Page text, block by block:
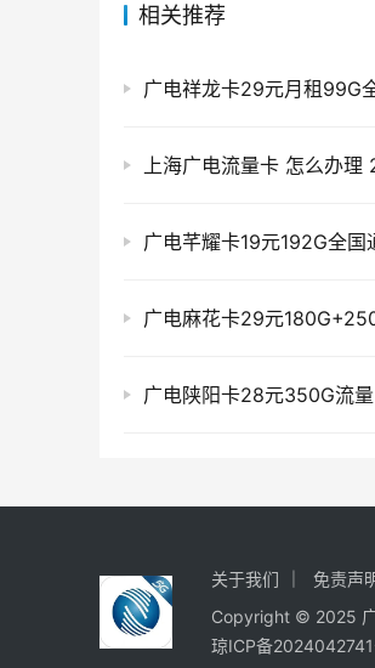
相关推荐
广电芊耀卡19元192G全国
关于我们 免责声
Copyright © 2025
琼ICP备